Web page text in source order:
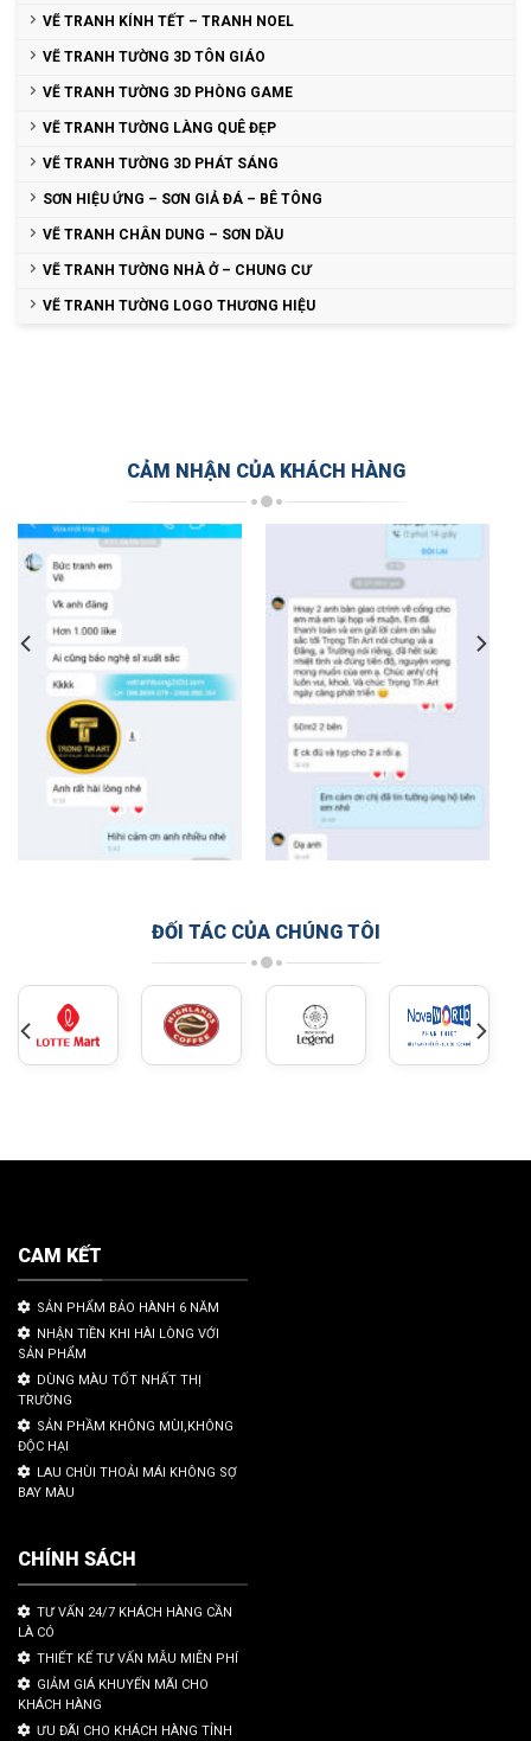
VẼ TRANH KÍNH TẾT – TRANH NOEL
VẼ TRANH TƯỜNG 3D TÔN GIÁO
VẼ TRANH TƯỜNG 3D PHÒNG GAME
VẼ TRANH TƯỜNG LÀNG QUÊ ĐẸP
VẼ TRANH TƯỜNG 3D PHÁT SÁNG
SƠN HIỆU ỨNG – SƠN GIẢ ĐÁ – BÊ TÔNG
VẼ TRANH CHÂN DUNG – SƠN DẦU
VẼ TRANH TƯỜNG NHÀ Ở – CHUNG CƯ
VẼ TRANH TƯỜNG LOGO THƯƠNG HIỆU
CẢM NHẬN CỦA KHÁCH HÀNG
ĐỐI TÁC CỦA CHÚNG TÔI
CAM KẾT
SẢN PHẨM BẢO HÀNH 6 NĂM
NHẬN TIỀN KHI HÀI LÒNG VỚI
SẢN PHẨM
DÙNG MÀU TỐT NHẤT THỊ
TRƯỜNG
SẢN PHẦM KHÔNG MÙI,KHÔNG
ĐỘC HẠI
LAU CHÙI THOẢI MÁI KHÔNG SỢ
BAY MÀU
CHÍNH SÁCH
TƯ VẤN 24/7 KHÁCH HÀNG CẦN
LÀ CÓ
THIẾT KẾ TƯ VẤN MẪU MIỄN PHÍ
GIẢM GIÁ KHUYẾN MÃI CHO
KHÁCH HÀNG
ƯU ĐÃI CHO KHÁCH HÀNG TỈNH